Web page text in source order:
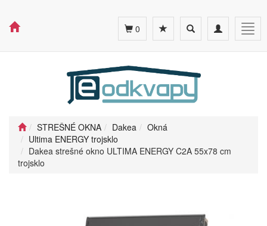
Toggle
navigation
Toggle
search
0
STREŠNÉ OKNA Dakea
Okná
Ultima ENERGY trojsklo
Dakea strešné okno ULTIMA ENERGY C2A 55x78 cm
trojsklo